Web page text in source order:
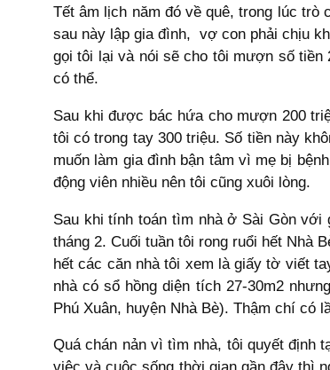
Tết âm lịch năm đó về quê, trong lúc
sau này lập gia đình, vợ con phải chịu
gọi tôi lại và nói sẽ cho tôi mượn số tiền
có thể.
Sau khi được bác hứa cho mượn 200
tôi có trong tay 300 triệu. Số tiền này
muốn làm gia đình bận tâm vì mẹ bị
động viên nhiều nên tôi cũng xuôi lòng.
Sau khi tính toán tìm nhà ở Sài Gòn với
tháng 2. Cuối tuần tôi rong ruổi hết Nhà
hết các căn nhà tôi xem là giấy tờ viết
nhà có sổ hồng diện tích 27-30m2
Phú Xuân, huyện Nhà Bè). Thậm chí có
Quá chán nản vì tìm nhà, tôi quyết định